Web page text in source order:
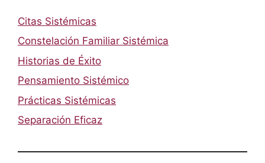
Citas Sistémicas
Constelación Familiar Sistémica
Historias de Éxito
Pensamiento Sistémico
Prácticas Sistémicas
Separación Eficaz